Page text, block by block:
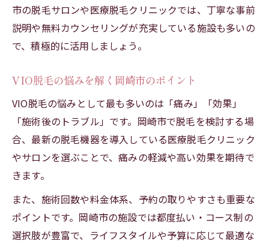
市の脱毛サロンや医療脱毛クリニックでは、丁寧な事前
説明や無料カウンセリングが充実している施設も多いの
で、積極的に活用しましょう。
VIO脱毛の悩みを解く岡崎市のポイント
VIO脱毛の悩みとして最も多いのは「痛み」「効果」
「施術後のトラブル」です。岡崎市で脱毛を検討する場
合、最新の脱毛機器を導入している医療脱毛クリニック
やサロンを選ぶことで、痛みの軽減や高い効果を期待で
きます。
また、施術回数や料金体系、予約の取りやすさも重要な
ポイントです。岡崎市の施設では都度払い・コース制の
選択肢が豊富で、ライフスタイルや予算に応じて最適な